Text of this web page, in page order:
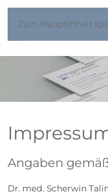
Zum Hauptinhalt
Angaben
Dr. med. Scherwin